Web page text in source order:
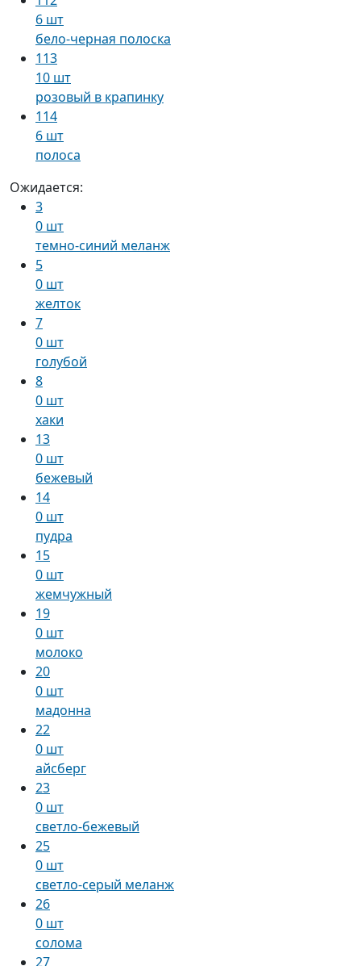
6 шт
бело-черная полоска
113
10 шт
розовый в крапинку
114
6 шт
полоса
Ожидается:
3
0 шт
темно-синий меланж
5
0 шт
желток
7
0 шт
голубой
8
0 шт
хаки
13
0 шт
бежевый
14
0 шт
пудра
15
0 шт
жемчужный
19
0 шт
молоко
20
0 шт
мадонна
22
0 шт
айсберг
23
0 шт
светло-бежевый
25
0 шт
светло-серый меланж
26
0 шт
солома
27